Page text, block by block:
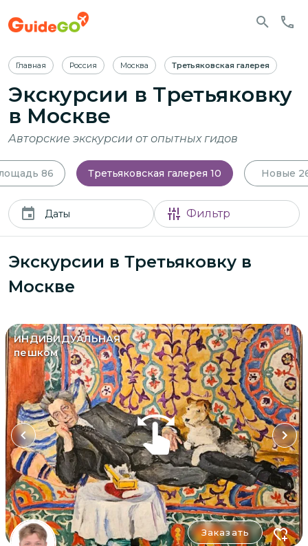
Главная Россия Москва Третьяковская галерея
Экскурсии в Третьяковку
в Москве
Авторские экскурсии от опытных гидов
86 Третьяковская галерея 10 Новые
Даты Фильтр
Экскурсии в Третьяковку в
Москве
ИНДИВИДУАЛЬНАЯ
пешком
Заказать